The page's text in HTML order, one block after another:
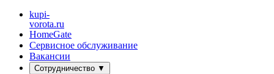
kupi-
vorota.ru
HomeGate
Сервисное обслуживание
Вакансии
Сотрудничество ▼